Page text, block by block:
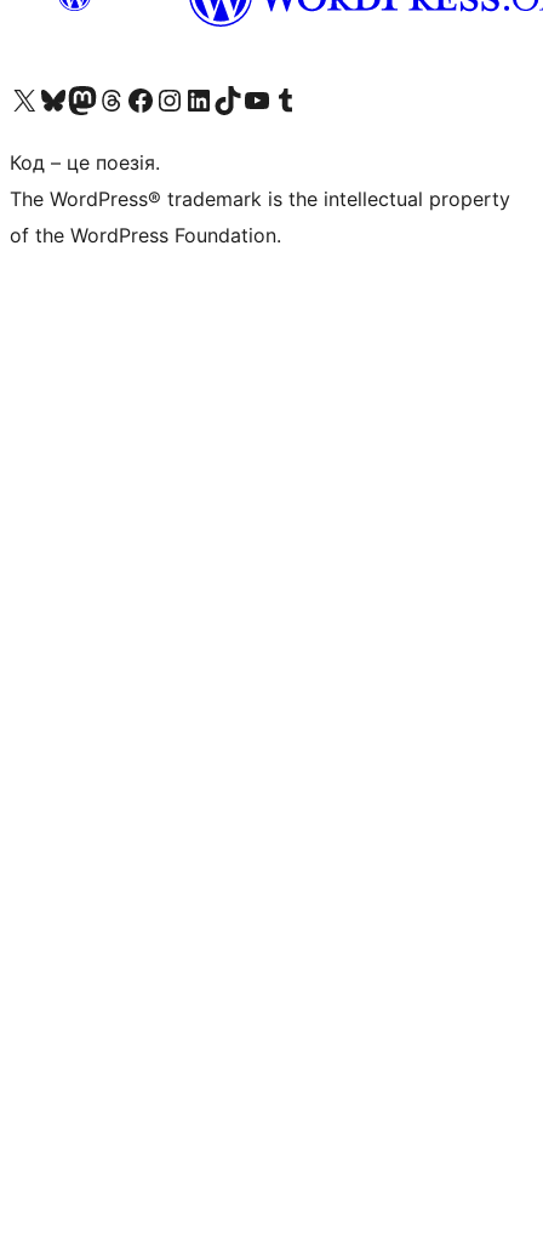
Visit our X (formerly Twitter) account
Visit our Bluesky account
Завітайте до нашої стрічки в Mastodon
Visit our Threads account
Завітайте на нашу сторінку в Facebook
Visit our Instagram account
Visit our LinkedIn account
Visit our TikTok account
Visit our YouTube channel
Visit our Tumblr account
Код – це поезія.
The WordPress® trademark is the intellectual property
of the WordPress Foundation.